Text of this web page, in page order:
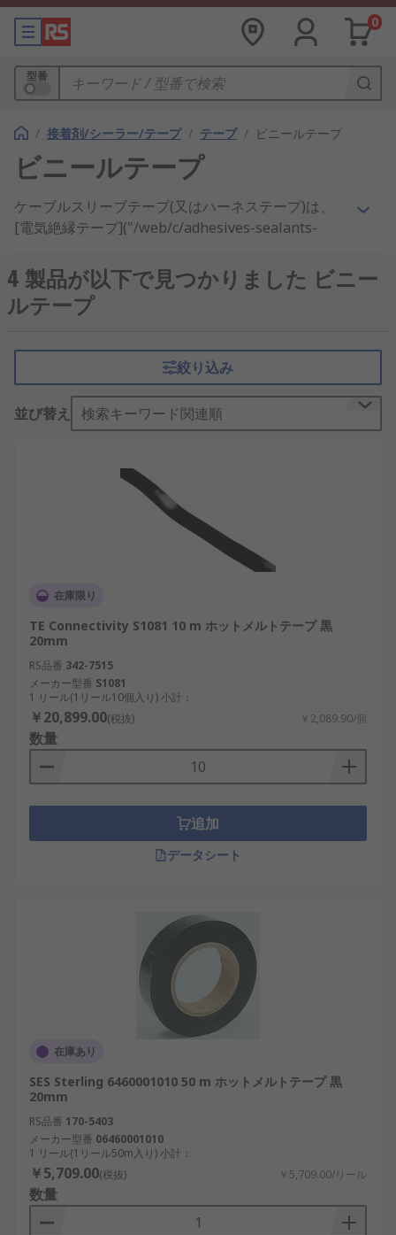
0
型番
/ 接着剤/シーラー/テープ / テープ / ビニールテープ
ビニールテープ
ケーブルスリーブテープ(又はハーネステープ)は、
[電気絶縁テープ]("/web/c/adhesives-sealants-
""/web/c/adhesives-sealants-
tapes/tapes/electrical-insulation-tapes/"")で、ワ
イヤの保護とバンドルに使用します。ポリエステル
力な合成粘着剤を使用しています。
ケーブルスリーブテープの用途
ケーブルスリーブテープは、自宅でも職場でも、さ
ーブルハーネス(ワイヤの結束)で使用されていま
す。ホットメルト又は熱収縮テープは、ケーブル
や、[熱収縮スリーブ]("/web/c/cables-wires/cable-
accessories-ties-tools/heat-shrink-cold-shrink-
sleeves/?sra=p" ""/web/c/cables-wires/cable-
sleeves/?sra=p"")(ワイヤの絶縁に使用される収縮
可能なプラスティックチューブ)が使用できない不規
則な形状の保護被覆としても使用されています。
ケーブルスリーブテープの特長と利点
ケーブルスリーブテープの特長と利点は次のとおり
です。
熱に強い強力な接着機能
滑らかな表面でもきれいにはがれる
取り扱いが簡単 - 柔軟かつソフトで、手で切断
用途に応じて異なる厚さ
4 製品が以下で見つかりました ビニー
ルテープ
絞り込み
並び替え 検索キーワード関連順
在庫限り
TE Connectivity S1081 10 m ホットメルトテープ 黒
20mm
RS品番 342-7515
メーカー型番 S1081
1 リール(1リール10個入り) 小計：
￥20,899.00(税抜) ￥2,089.90/個
数量
追加
データシート
在庫あり
SES Sterling 6460001010 50 m ホットメルトテープ 黒
20mm
RS品番 170-5403
メーカー型番 06460001010
1 リール(1リール50m入り) 小計：
￥5,709.00(税抜) ￥5,709.00/リール
数量